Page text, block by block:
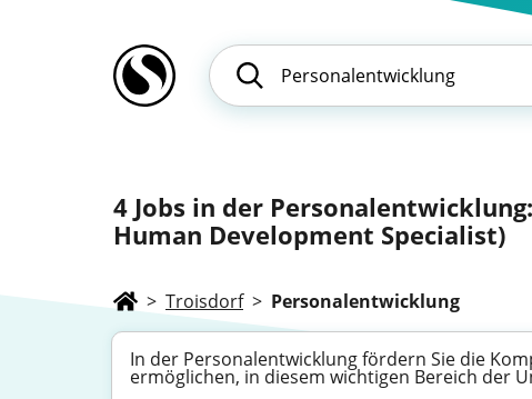
4 Jobs in der
Human Development Specialist)
> Troisdorf > Personalentwicklung
In der Personalentwicklung fördern Sie die
ermöglichen, in diesem wichtigen Bereich der